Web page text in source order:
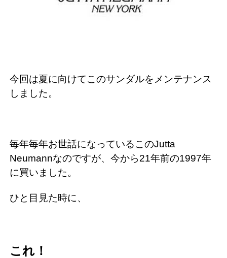
今回は夏に向けてこのサンダルをメンテナンス
しました。
毎年毎年お世話になっているこのJutta
Neumannなのですが、今から21年前の1997年
に買いました。
ひと目見た時に、
これ！